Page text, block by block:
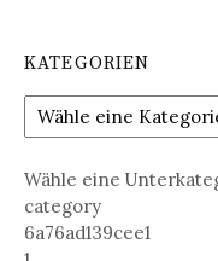
KATEGORIEN
Wähle eine
category
6a76ad139cee1